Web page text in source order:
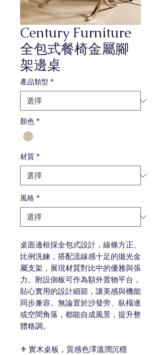
Century Furniture
全包式餐椅金屬腳
架邊桌
產品類型 *
顏色 *
材質 *
風格 *
桌面邊框採全包式設計，線條方正、
比例洗鍊，搭配流線感十足的拋光金
屬支架，展現材質對比中的優雅與張
力。附設側板可作為額外置物平台，
貼心實用的設計細節，讓美感與機能
同步兼容。無論置於沙發旁、臥榻邊
或空間角落，都能自成風景，提升整
體格調。
⚜️ 實木桌板，質感色澤溫潤沉穩